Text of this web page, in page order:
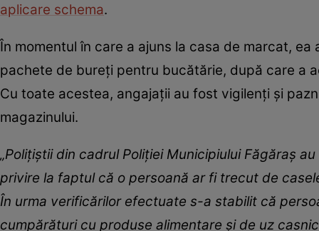
aplicare schema.
În momentul în care a ajuns la casa de marcat,
pachete de bureți pentru bucătărie, după care a
Cu toate acestea, angajații au fost vigilenți și
magazinului.
„Polițiștii din cadrul Poliției Municipiului Făgăraș
privire la faptul că o persoană ar fi trecut de
În urma verificărilor efectuate s-a stabilit că
cumpărături cu produse alimentare și de uz